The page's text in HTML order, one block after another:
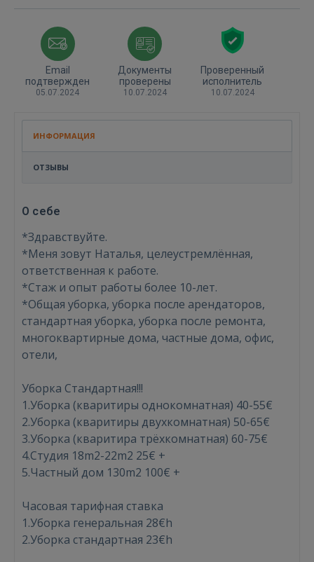
Войти
Email
подтвержден
05.07.2024
Документы
проверены
10.07.2024
Проверенный
исполнитель
10.07.2024
ИНФОРМАЦИЯ
ОТЗЫВЫ
О себе
*Здравствуйте.
*Меня зовут Наталья, целеустремлённая,
ответственная к работе.
*Стаж и опыт работы более 10-лет.
*Общая уборка, уборка после арендаторов,
стандартная уборка, уборка после ремонта,
многоквартирные дома, частные дома, офис,
отели,
Уборка Стандартная!!!
1.Уборка (кваритиры однокомнатная) 40-55€
2.Уборка (кваритиры двухкомнатная) 50-65€
3.Уборка (кваритира трёхкомнатная) 60-75€
4.Студия 18m2-22m2 25€ +
5.Частный дом 130m2 100€ +
Часовая тарифная ставка
1.Уборка генеральная 28€h
2.Уборка стандартная 23€h